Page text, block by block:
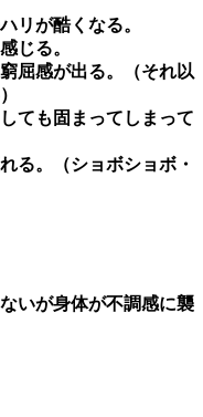
リが酷くなる。
じる。
屈感が出る。（それ以
ても固まってしまって
る。（ショボショボ・
いが身体が不調感に襲